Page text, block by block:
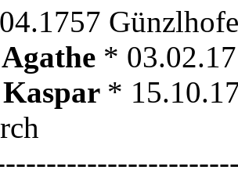
*
*